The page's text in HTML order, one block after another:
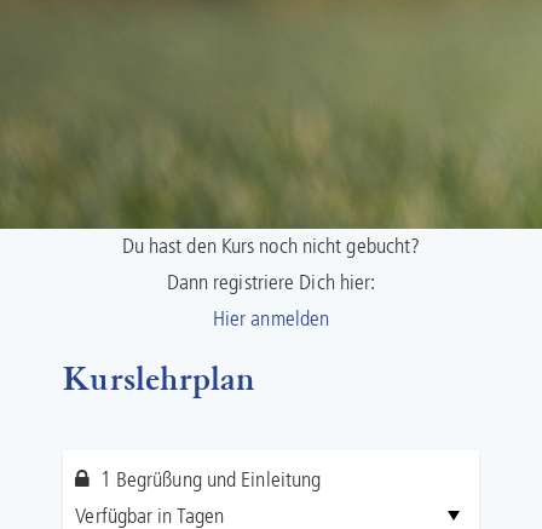
Du hast den Kurs noch nicht gebucht?
Dann registriere Dich hier:
Hier anmelden
Kurslehrplan
1 Begrüßung und Einleitung
Verfügbar in Tagen